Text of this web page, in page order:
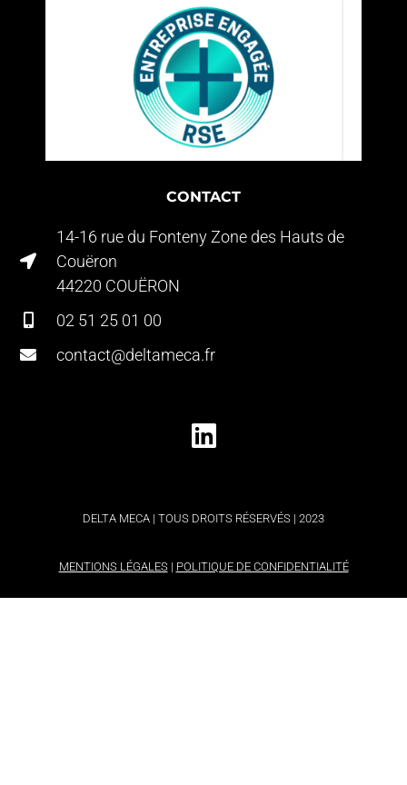
CONTACT
14-16 rue du Fonteny Zone des Hauts de
Couëron
44220 COUËRON
02 51 25 01 00
contact@deltameca.fr
DELTA MECA | TOUS DROITS RÉSERVÉS | 2023
MENTIONS LÉGALES| POLITIQUE DE CONFIDENTIALITÉ